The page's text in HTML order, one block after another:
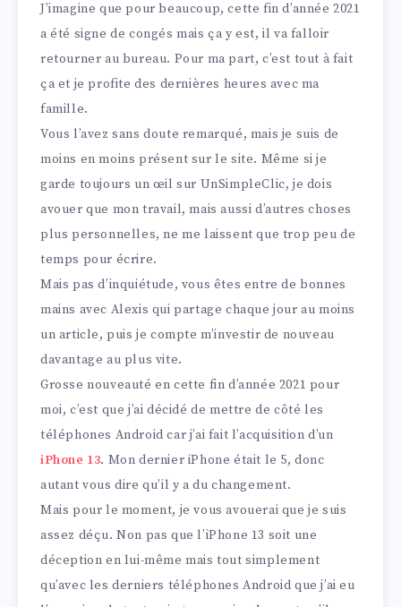
J’imagine que pour beaucoup, cette fin d’année 2021
a été signe de congés mais ça y est, il va falloir
retourner au bureau. Pour ma part, c’est tout à fait
ça et je profite des dernières heures avec ma
famille.
Vous l’avez sans doute remarqué, mais je suis de
moins en moins présent sur le site. Même si je
garde toujours un œil sur UnSimpleClic, je dois
avouer que mon travail, mais aussi d’autres choses
plus personnelles, ne me laissent que trop peu de
temps pour écrire.
Mais pas d’inquiétude, vous êtes entre de bonnes
mains avec Alexis qui partage chaque jour au moins
un article, puis je compte m’investir de nouveau
davantage au plus vite.
Grosse nouveauté en cette fin d’année 2021 pour
moi, c’est que j’ai décidé de mettre de côté les
téléphones Android car j’ai fait l’acquisition d’un
iPhone 13. Mon dernier iPhone était le 5, donc
autant vous dire qu’il y a du changement.
Mais pour le moment, je vous avouerai que je suis
assez déçu. Non pas que l’iPhone 13 soit une
déception en lui-même mais tout simplement
qu’avec les derniers téléphones Android que j’ai eu